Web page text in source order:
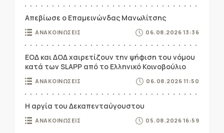
Απεβίωσε ο Επαμεινώνδας Μανωλίτσης
ΑΝΑΚΟΙΝΩΣΕΙΣ 06.08.2026 13:36
ΕΟΔ και ΔΟΔ χαιρετίζουν την ψήφιση του νόμου
κατά των SLAPP από το Ελληνικό Κοινοβούλιο
ΑΝΑΚΟΙΝΩΣΕΙΣ 06.08.2026 11:50
Η αργία του Δεκαπενταύγουστου
ΑΝΑΚΟΙΝΩΣΕΙΣ 05.08.2026 16:59